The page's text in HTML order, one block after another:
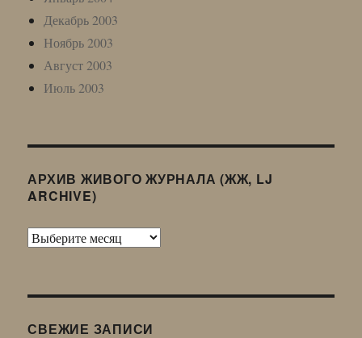
Декабрь 2003
Ноябрь 2003
Август 2003
Июль 2003
АРХИВ ЖИВОГО ЖУРНАЛА (ЖЖ, LJ
ARCHIVE)
Архив
LJ
СВЕЖИЕ ЗАПИСИ